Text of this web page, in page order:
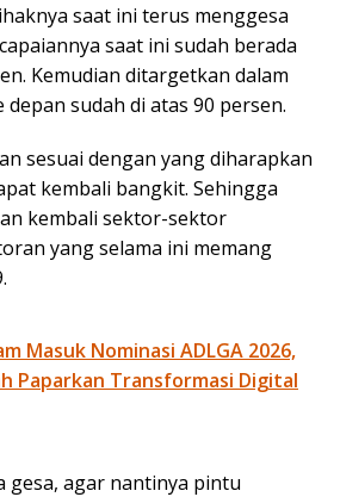
saat ini terus menggesa
saat ini sudah berada
Kemudian ditargetkan dalam
sudah di atas 90 persen.
sesuai dengan yang diharapkan
kembali bangkit. Sehingga
kembali sektor-sektor
yang selama ini memang
Masuk Nominasi ADLGA 2026,
Paparkan Transformasi Digital
gesa, agar nantinya pintu